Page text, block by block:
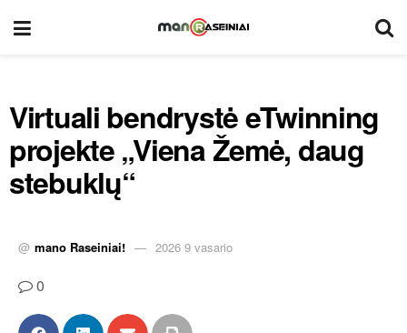
Virtuali bendrystė eTwinning
projekte „Viena Žemė, daug
stebuklų“
@ mano Raseiniai! 2026 9 vasario
0